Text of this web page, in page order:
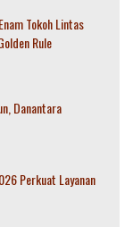
Tokoh Lintas
Rule
Danantara
Perkuat Layanan